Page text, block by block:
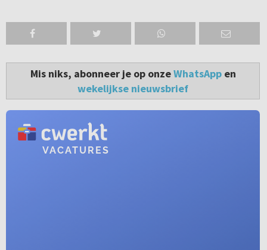
Mis niks, abonneer je op onzeWhatsAppen
wekelijkse nieuwsbrief